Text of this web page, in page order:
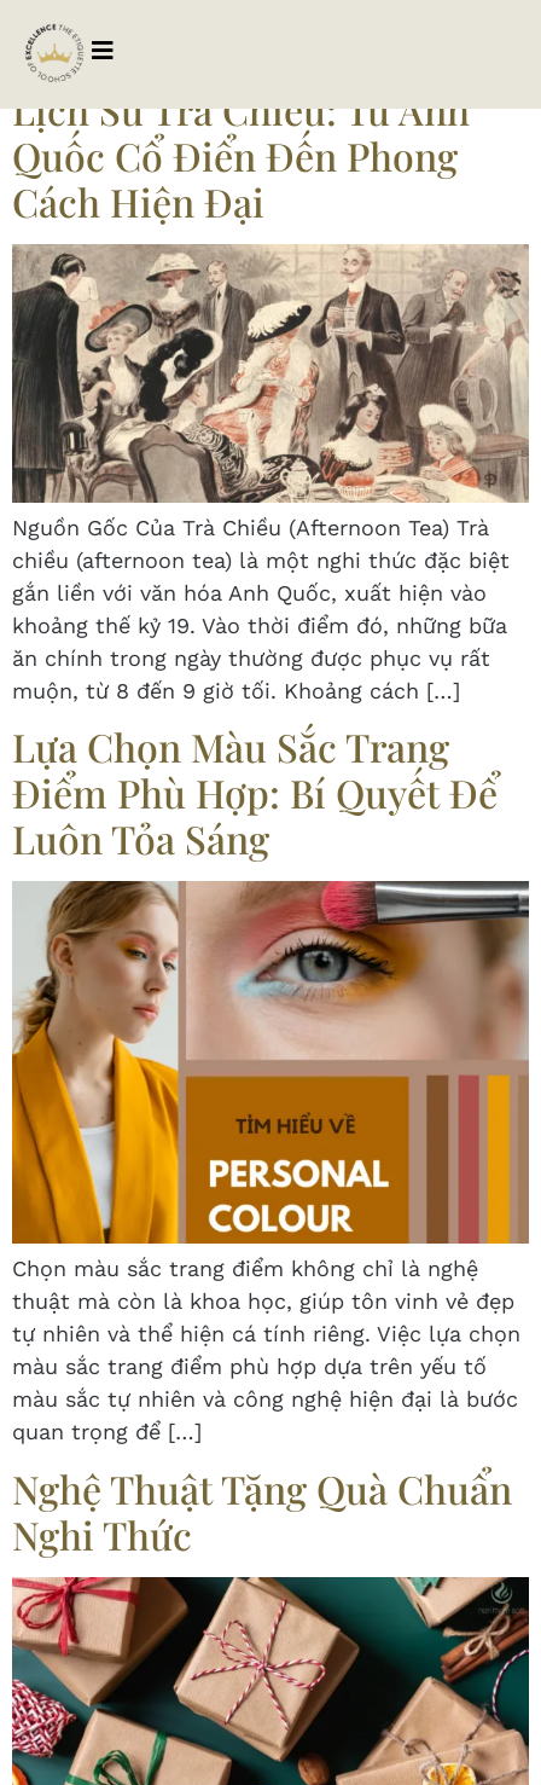
Tag:
Lịch Sử Trà Chiều: Từ Anh
Quốc Cổ Điển Đến Phong
Cách Hiện Đại
Nguồn Gốc Của Trà Chiều (Afternoon Tea) Trà
chiều (afternoon tea) là một nghi thức đặc biệt
gắn liền với văn hóa Anh Quốc, xuất hiện vào
khoảng thế kỷ 19. Vào thời điểm đó, những bữa
ăn chính trong ngày thường được phục vụ rất
muộn, từ 8 đến 9 giờ tối. Khoảng cách […]
Lựa Chọn Màu Sắc Trang
Điểm Phù Hợp: Bí Quyết Để
Luôn Tỏa Sáng
Chọn màu sắc trang điểm không chỉ là nghệ
thuật mà còn là khoa học, giúp tôn vinh vẻ đẹp
tự nhiên và thể hiện cá tính riêng. Việc lựa chọn
màu sắc trang điểm phù hợp dựa trên yếu tố
màu sắc tự nhiên và công nghệ hiện đại là bước
quan trọng để […]
Nghệ Thuật Tặng Quà Chuẩn
Nghi Thức